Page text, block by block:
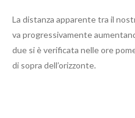
La distanza apparente tra il
va progressivamente
due si è verificata nelle ore
di sopra dell’orizzonte.